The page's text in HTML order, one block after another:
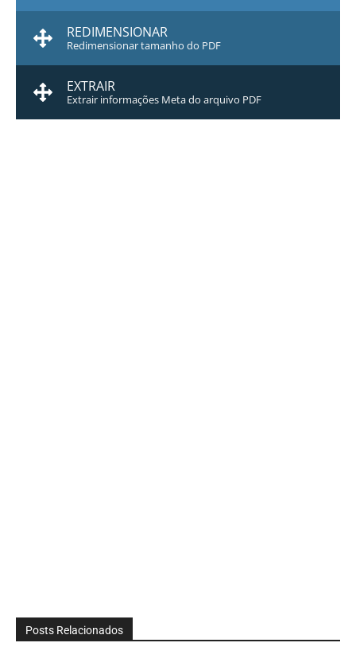
REDIMENSIONAR
Redimensionar tamanho do PDF
EXTRAIR
Extrair informações Meta do arquivo PDF
Posts Relacionados